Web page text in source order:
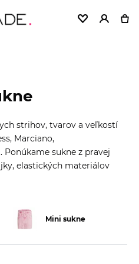
strihov, tvarov a veľkostí
Marciano,
Ponúkame sukne z pravej
elastických materiálov
Mini sukne